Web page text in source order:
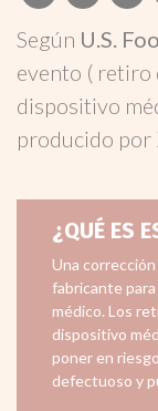
Según U.S.
evento ( retiro
dispositivo
producido por
¿QUÉ ES
Una
fabricante
médico. Los
dispositivo
poner en
defectuoso y